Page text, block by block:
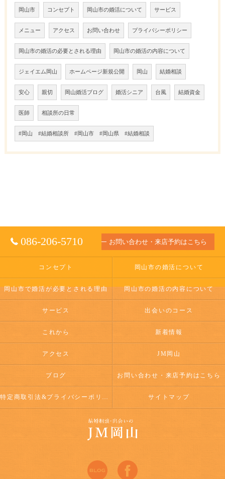
岡山市 コンセプト 岡山市の婚活について サービス
メニュー アクセス お問い合わせ プライバシーポリシー
岡山市の婚活の必要とされる理由 岡山市の婚活の内容について
ジェイエム岡山 ホームページ新規公開 岡山 結婚相談
安心 親切 岡山婚活ブログ 婚活シニア 台風 結婚資金
医師 相談所の日常
#岡山 #結婚相談所 #岡山市 #岡山県 #結婚相談
086-206-5710 お問い合わせ・来店予約はこちら
コンセプト 岡山市の婚活について
岡山市で婚活が必要とされる理由 岡山市の婚活の内容について
サービス 出会いのコース
これから 新着情報
アクセス JM岡山
ブログ お問い合わせ・来店予約はこちら
特定商取引法&プライバシーポリシー サイトマップ